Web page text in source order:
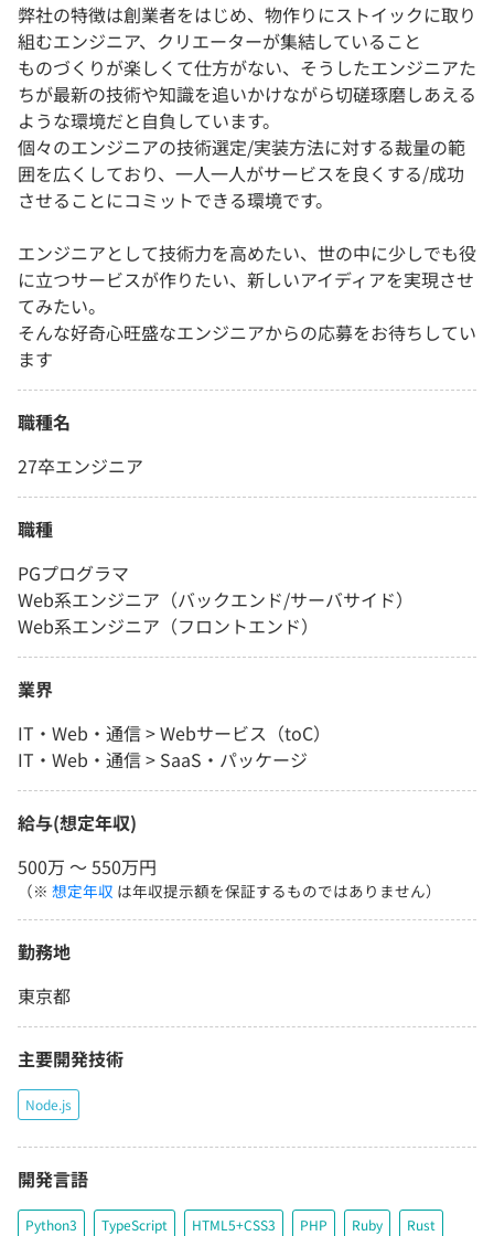
弊社の特徴は創業者をはじめ、物作りにストイックに取り
組むエンジニア、クリエーターが集結していること
ものづくりが楽しくて仕方がない、そうしたエンジニアた
ちが最新の技術や知識を追いかけながら切磋琢磨しあえる
ような環境だと自負しています。
個々のエンジニアの技術選定/実装方法に対する裁量の範
囲を広くしており、一人一人がサービスを良くする/成功
させることにコミットできる環境です。
エンジニアとして技術力を高めたい、世の中に少しでも役
に立つサービスが作りたい、新しいアイディアを実現させ
てみたい。
そんな好奇心旺盛なエンジニアからの応募をお待ちしてい
ます
職種名
27卒エンジニア
職種
PGプログラマ
Web系エンジニア（バックエンド/サーバサイド）
Web系エンジニア（フロントエンド）
業界
IT・Web・通信 > Webサービス（toC）
IT・Web・通信 > SaaS・パッケージ
給与(想定年収)
500万 〜 550万円
（※ 想定年収 は年収提示額を保証するものではありません）
勤務地
東京都
主要開発技術
Node.js
開発言語
Python3 TypeScript HTML5+CSS3 PHP Ruby Rust